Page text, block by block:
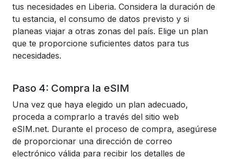
tus necesidades en Liberia. Considera la duración de
tu estancia, el consumo de datos previsto y si
planeas viajar a otras zonas del país. Elige un plan
que te proporcione suficientes datos para tus
necesidades.
Paso 4: Compra la eSIM
Una vez que haya elegido un plan adecuado,
proceda a comprarlo a través del sitio web
eSIM.net. Durante el proceso de compra, asegúrese
de proporcionar una dirección de correo
electrónico válida para recibir los detalles de